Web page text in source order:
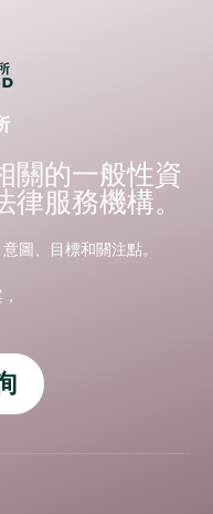
關的一般性資
服務機構。
圖、目標和關注點。